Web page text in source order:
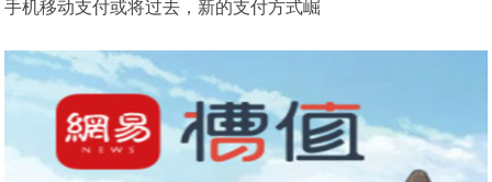
手机移动支付或将过去，新的支付方式崛